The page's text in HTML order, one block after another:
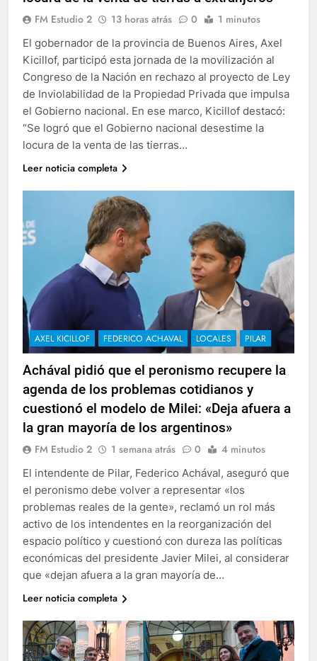
FM Estudio 2 13 horas atrás 0 1 minutos
El gobernador de la provincia de Buenos Aires, Axel
Kicillof, participó esta jornada de la movilización al
Congreso de la Nación en rechazo al proyecto de Ley
de Inviolabilidad de la Propiedad Privada que impulsa
el Gobierno nacional. En ese marco, Kicillof destacó:
“Se logró que el Gobierno nacional desestime la
locura de la venta de las tierras…
Leer noticia completa
AXEL KICILLOF FEDERICO ACHAVAL LOCALES PILAR
Achával pidió que el peronismo recupere la
agenda de los problemas cotidianos y
cuestionó el modelo de Milei: «Deja afuera a
la gran mayoría de los argentinos»
FM Estudio 2 1 semana atrás 0 4 minutos
El intendente de Pilar, Federico Achával, aseguró que
el peronismo debe volver a representar «los
problemas reales de la gente», reclamó un rol más
activo de los intendentes en la reorganización del
espacio político y cuestionó con dureza las políticas
económicas del presidente Javier Milei, al considerar
que «dejan afuera a la gran mayoría de…
Leer noticia completa